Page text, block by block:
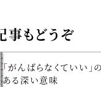
事もどうぞ
「がんばらなくていい」
ある深い意味